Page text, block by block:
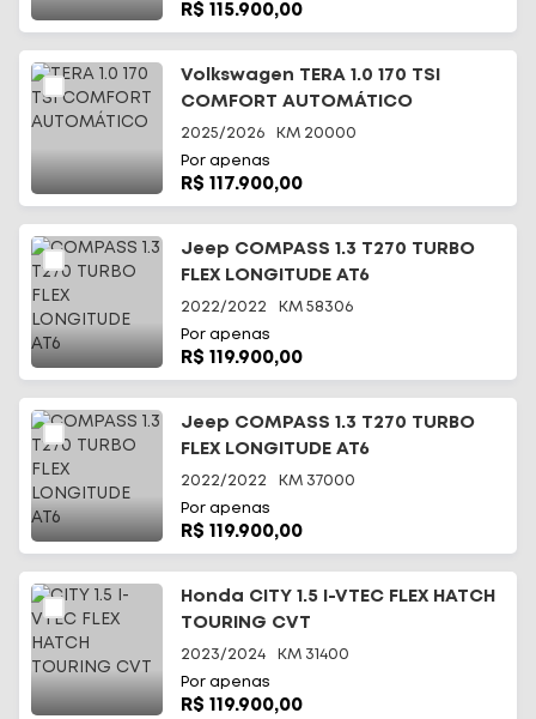
Início
Todos os carros
R$ 115.900,00
Volkswagen TERA 1.0 170 TSI
COMFORT AUTOMÁTICO
2025/2026 KM 20000
Por apenas
R$ 117.900,00
Jeep COMPASS 1.3 T270 TURBO
FLEX LONGITUDE AT6
2022/2022 KM 58306
Por apenas
R$ 119.900,00
Jeep COMPASS 1.3 T270 TURBO
FLEX LONGITUDE AT6
2022/2022 KM 37000
Por apenas
R$ 119.900,00
Honda CITY 1.5 I-VTEC FLEX HATCH
TOURING CVT
2023/2024 KM 31400
Por apenas
R$ 119.900,00